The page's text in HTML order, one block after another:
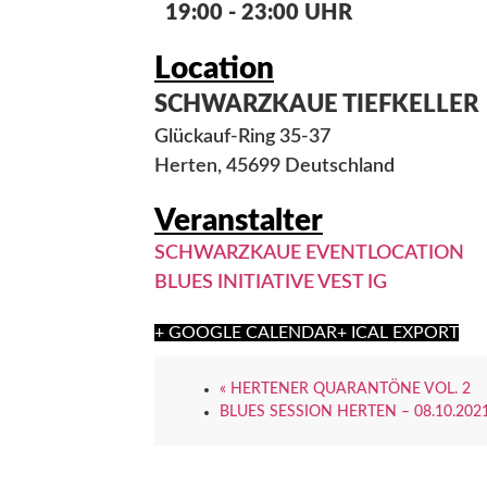
19:00 - 23:00 UHR
Location
SCHWARZKAUE TIEFKELLER
Glückauf-Ring 35-37
Herten, 45699 Deutschland
Veranstalter
SCHWARZKAUE EVENTLOCATION
BLUES INITIATIVE VEST IG
+ GOOGLE CALENDAR+ ICAL EXPORT
« HERTENER QUARANTÖNE VOL. 2
BLUES SESSION HERTEN –